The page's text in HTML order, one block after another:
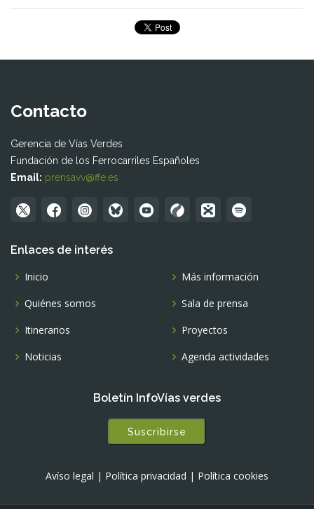
Contacto
Gerencia de Vías Verdes
Fundación de los Ferrocarriles Españoles
Email: prensavv@ffe.es
Enlaces de interés
Inicio
Quiénes somos
Itinerarios
Noticias
Más información
Sala de prensa
Proyectos
Agenda actividades
Boletín InfoVías verdes
Suscribirse
Avíso legal | Política privacidad | Política cookies